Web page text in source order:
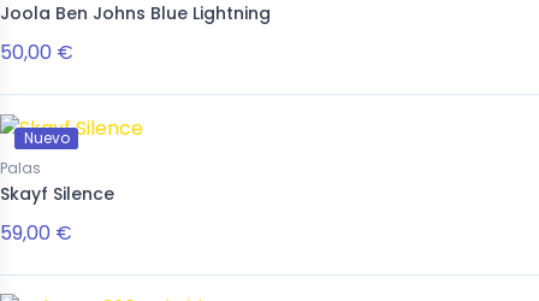
Joola Ben Johns Blue Lightning
50,00 €
Nuevo
Palas
Skayf Silence
59,00 €